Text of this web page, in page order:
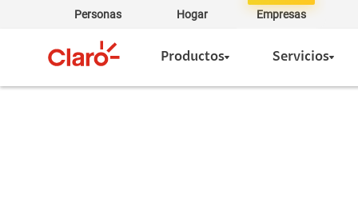
Personas Hogar Empresas
Productos Servicios